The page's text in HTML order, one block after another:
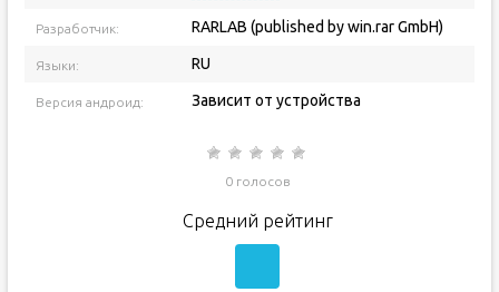
Разработчик: RARLAB (published by win.rar GmbH)
Языки: RU
Версия андроид: Зависит от устройства
0 голосов
Средний рейтинг